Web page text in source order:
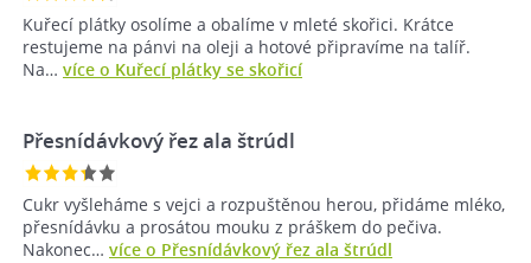
Kuřecí plátky osolíme a obalíme v mleté skořici. Krátce
restujeme na pánvi na oleji a hotové připravíme na talíř.
Na… více o Kuřecí plátky se skořicí
Přesnídávkový řez ala štrúdl
Cukr vyšleháme s vejci a rozpuštěnou herou, přidáme mléko,
přesnídávku a prosátou mouku z práškem do pečiva.
Nakonec… více o Přesnídávkový řez ala štrúdl